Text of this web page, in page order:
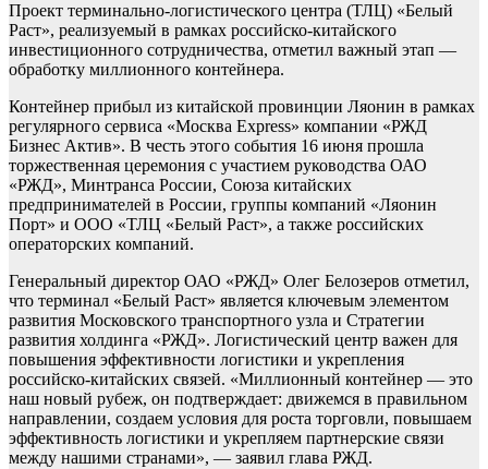
Проект терминально-логистического центра (ТЛЦ) «Белый
Раст», реализуемый в рамках российско-китайского
инвестиционного сотрудничества, отметил важный этап —
обработку миллионного контейнера.
Контейнер прибыл из китайской провинции Ляонин в рамках
регулярного сервиса «Москва Express» компании «РЖД
Бизнес Актив». В честь этого события 16 июня прошла
торжественная церемония с участием руководства ОАО
«РЖД», Минтранса России, Союза китайских
предпринимателей в России, группы компаний «Ляонин
Порт» и ООО «ТЛЦ «Белый Раст», а также российских
операторских компаний.
Генеральный директор ОАО «РЖД» Олег Белозеров отметил,
что терминал «Белый Раст» является ключевым элементом
развития Московского транспортного узла и Стратегии
развития холдинга «РЖД». Логистический центр важен для
повышения эффективности логистики и укрепления
российско-китайских связей. «Миллионный контейнер — это
наш новый рубеж, он подтверждает: движемся в правильном
направлении, создаем условия для роста торговли, повышаем
эффективность логистики и укрепляем партнерские связи
между нашими странами», — заявил глава РЖД.